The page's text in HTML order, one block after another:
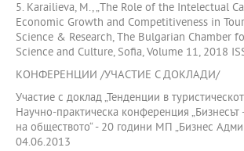
5. Karailieva, М., „The Role of the Intelectual
Economic Growth and Competitiveness in
Science & Research, The Bulgarian Chamber
Science and Culture, Sofia, Volume 11, 2018
КОНФЕРЕНЦИИ /УЧАСТИЕ С ДОКЛАДИ/
Участие с доклад „Тенденции в
Научно-практическа конференция „Бизнесът
на обществото“ - 20 години МП „Бизнес
04.06.2013